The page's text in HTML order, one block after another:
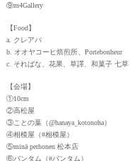
⑨m4Gallery
【Food】
a. クレアパ
b. オオヤコーヒ焙煎所、Portebonheur
c. そればな、花果、草譯、和菓子 七草
【会場】
①10cm
②高松屋
③ことの葉（@hanaya_kotonoha）
④相模屋（#相模屋）
⑤minä perhonen 松本店
⑥バンタム（#バンタム）